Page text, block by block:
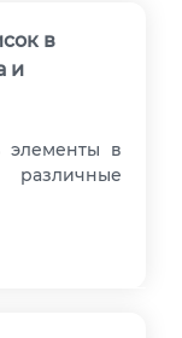
в
и
элементы в
различные